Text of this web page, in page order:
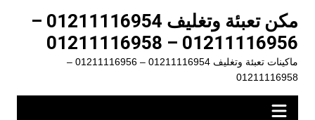
المحتوى
مكن تعبئة وتغليف 01211116954 –
01211116956 – 01211116958
ماكينات تعبئة وتغليف 01211116954 – 01211116956 –
01211116958